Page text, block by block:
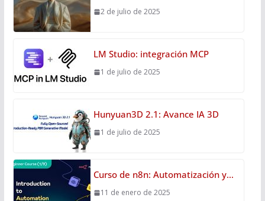
2 de julio de 2025
LM Studio: integración MCP
1 de julio de 2025
Hunyuan3D 2.1: Avance IA 3D
1 de julio de 2025
Curso de n8n: Automatización y…
11 de enero de 2025